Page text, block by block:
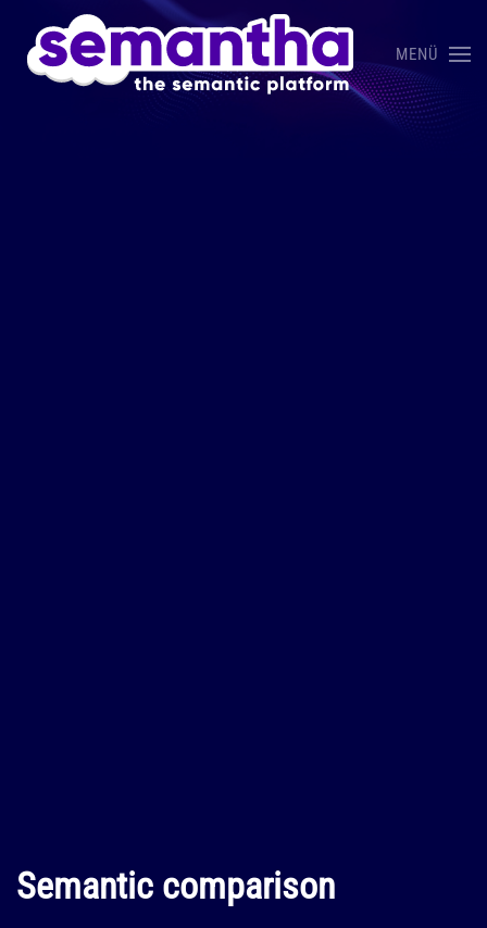
Skip to main content MENÜ
Semantic comparison